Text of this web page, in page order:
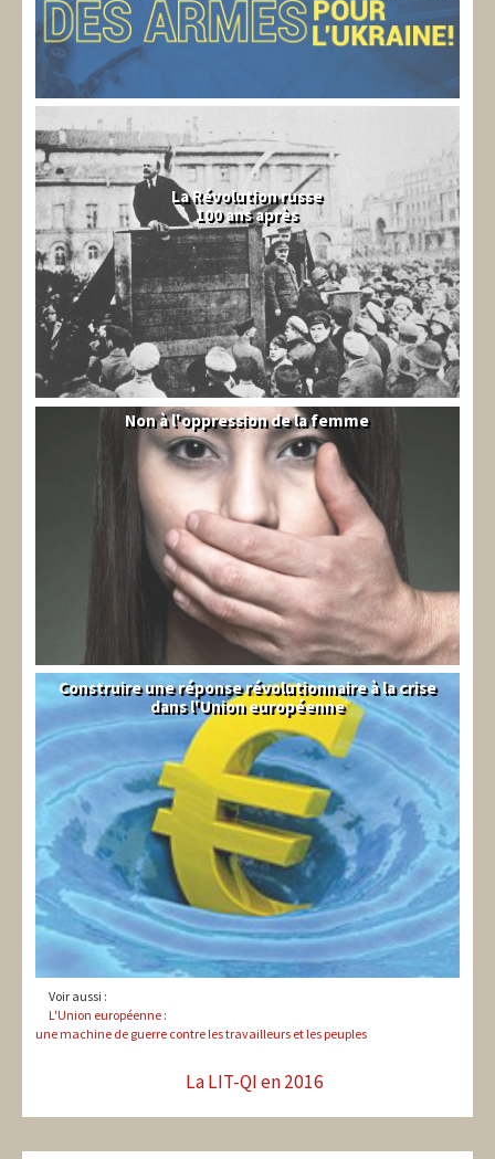
La Révolution russe
100 ans après
Syrie
Non à l'oppression de la femme
Syndical
Construire une réponse révolutionnaire à la crise
dans l'Union européenne
Voir aussi :
L'Union européenne :
une machine de guerre contre les travailleurs et les peuples
La LIT-QI en 2016